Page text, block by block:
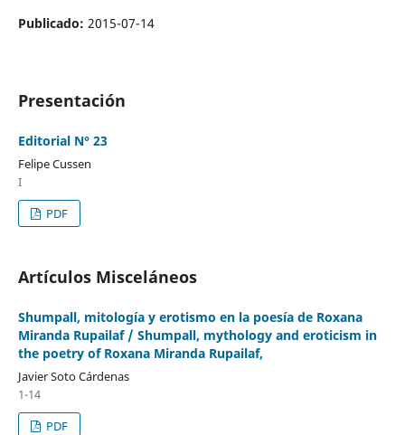
Publicado: 2015-07-14
Presentación
Editorial N° 23
Felipe Cussen
I
PDF
Artículos Misceláneos
Shumpall, mitología y erotismo en la poesía de Roxana
Miranda Rupailaf / Shumpall, mythology and eroticism in
the poetry of Roxana Miranda Rupailaf,
Javier Soto Cárdenas
1-14
PDF